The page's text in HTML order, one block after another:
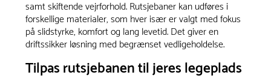
samt skiftende vejrforhold. Rutsjebaner kan udføres i
forskellige materialer, som hver især er valgt med fokus
på slidstyrke, komfort og lang levetid. Det giver en
driftssikker løsning med begrænset vedligeholdelse.
Tilpas rutsjebanen til jeres legeplads